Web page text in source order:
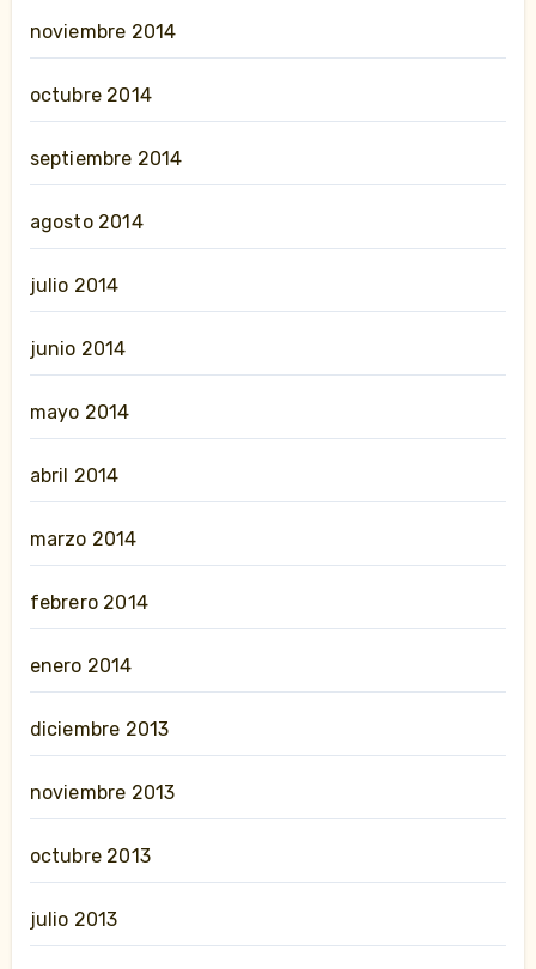
noviembre 2014
octubre 2014
septiembre 2014
agosto 2014
julio 2014
junio 2014
mayo 2014
abril 2014
marzo 2014
febrero 2014
enero 2014
diciembre 2013
noviembre 2013
octubre 2013
julio 2013